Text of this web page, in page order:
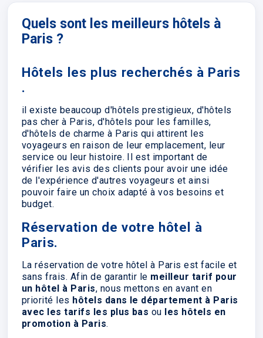
Quels sont les meilleurs hôtels à
Paris ?
Hôtels les plus recherchés à Paris
.
il existe beaucoup d'hôtels prestigieux, d'hôtels
pas cher à Paris, d'hôtels pour les familles,
d'hôtels de charme à Paris qui attirent les
voyageurs en raison de leur emplacement, leur
service ou leur histoire. Il est important de
vérifier les avis des clients pour avoir une idée
de l'expérience d'autres voyageurs et ainsi
pouvoir faire un choix adapté à vos besoins et
budget.
Réservation de votre hôtel à
Paris.
La réservation de votre hôtel à Paris est facile et
sans frais. Afin de garantir le meilleur tarif pour
un hôtel à Paris, nous mettons en avant en
priorité les hôtels dans le département à Paris
avec les tarifs les plus bas ou les hôtels en
promotion à Paris.